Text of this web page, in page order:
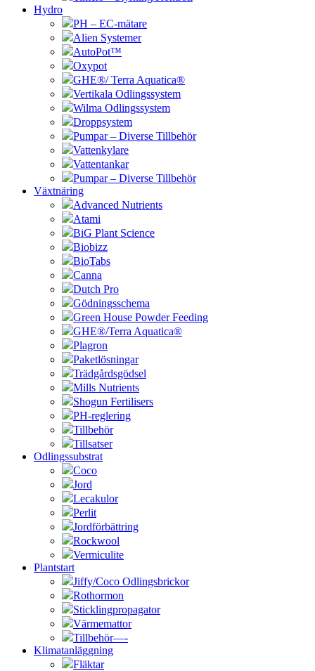
Hydro
PH – EC-mätare
Alien Systemer
AutoPot™
Oxypot
GHE®/ Terra Aquatica®
Vertikala Odlingssystem
Wilma Odlingssystem
Droppsystem
Pumpar – Diverse Tillbehör
Vattenkylare
Vattentankar
Pumpar – Diverse Tillbehör
Växtnäring
Advanced Nutrients
Atami
BiG Plant Science
Biobizz
BioTabs
Canna
Dutch Pro
Gödningsschema
Green House Powder Feeding
GHE®/Terra Aquatica®
Plagron
Paketlösningar
Trädgårdsgödsel
Mills Nutrients
Shogun Fertilisers
PH-reglering
Tillbehör
Tillsatser
Odlingssubstrat
Coco
Jord
Lecakulor
Perlit
Jordförbättring
Rockwool
Vermiculite
Plantstart
Jiffy/Coco Odlingsbrickor
Rothormon
Sticklingpropagator
Värmemattor
Tillbehör—-
Klimatanläggning
Fläktar